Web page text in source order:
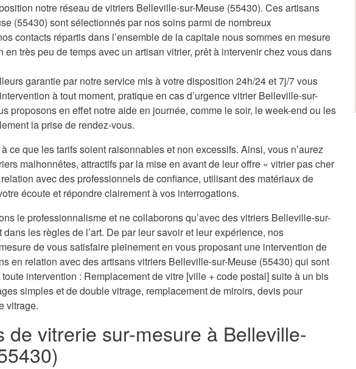
notre réseau de vitriers Belleville-sur-Meuse (55430). Ces artisans
(55430) sont sélectionnés par nos soins parmi de nombreux
contacts répartis dans l’ensemble de la capitale nous sommes en mesure
en très peu de temps avec un artisan vitrier, prêt à intervenir chez vous dans
garantie par notre service mis à votre disposition 24h/24 et 7j/7 vous
à tout moment, pratique en cas d’urgence vitrier Belleville-sur-
proposons en effet notre aide en journée, comme le soir, le week-end ou les
la prise de rendez-vous.
ce que les tarifs soient raisonnables et non excessifs. Ainsi, vous n’aurez
malhonnêtes, attractifs par la mise en avant de leur offre « vitrier pas cher
avec des professionnels de confiance, utilisant des matériaux de
écoute et répondre clairement à vos interrogations.
le professionnalisme et ne collaborons qu’avec des vitriers Belleville-sur-
les règles de l’art. De par leur savoir et leur expérience, nos
de vous satisfaire pleinement en vous proposant une intervention de
en relation avec des artisans vitriers Belleville-sur-Meuse (55430) qui sont
intervention : Remplacement de vitre [ville + code postal] suite à un bis
simples et de double vitrage, remplacement de miroirs, devis pour
vitrage.
de vitrerie sur-mesure à Belleville-